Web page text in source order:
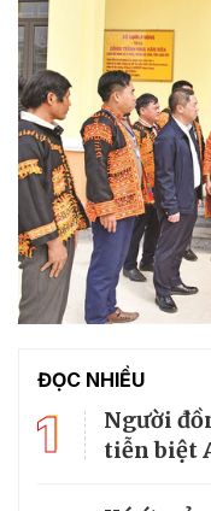
ĐỌC NHIỀU
1
Người
tiễn biệt